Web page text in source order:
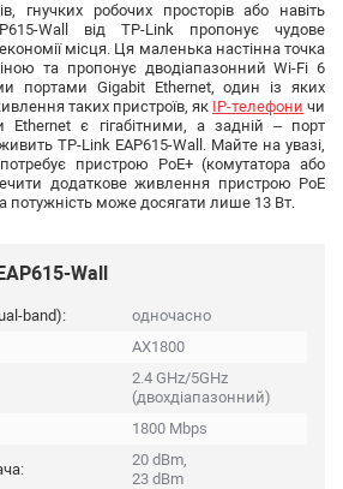
гнучких робочих просторів або навіть
Wall від TP-Link пропонує чудове
місця. Ця маленька настінна точка
та пропонує дводіапазонний Wi-Fi 6
портами Gigabit Ethernet, один із яких
таких пристроїв, як IP-телефони чи
Ethernet є гігабітними, а задній – порт
TP-Link EAP615-Wall. Майте на увазі,
пристрою PoE+ (комутатора або
додаткове живлення пристрою PoE
потужність може досягати лише 13 Вт.
Wall
band):
одночасно
AX1800
2.4 GHz/5GHz
(двохдіапазонний)
1800 Mbps
20 dBm,
23 dBm